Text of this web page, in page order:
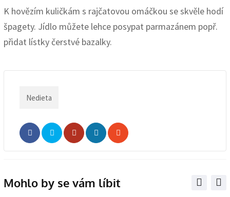
K hovězím kuličkám s rajčatovou omáčkou se skvěle hodí
špagety. Jídlo můžete lehce posypat parmazánem popř.
přidat lístky čerstvé bazalky.
Nedieta
WhatsappShare
Print
Mohlo by se vám líbit